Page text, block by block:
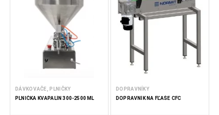
DÁVKOVAČE, PLNIČKY
PLNIČKA KVAPALÍN 300-2500 ML
DOPRAVNÍKY
DOPRAVNÍK NA FĽAŠE CFC